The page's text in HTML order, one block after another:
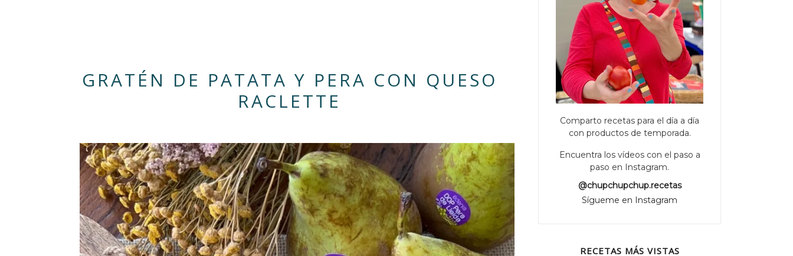
GRATÉN DE PATATA Y PERA CON QUESO
RACLETTE
Comparto recetas para el día a día
con productos de temporada.
Encuentra los vídeos con el paso a
paso en Instagram.
@chupchupchup.recetas
Sígueme en Instagram
RECETAS MÁS VISTAS